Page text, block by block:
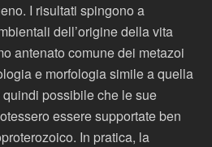
I risultati spingono a
dell’origine della vita
antenato comune dei metazoi
e morfologia simile a quella
possibile che le sue
essere supportate ben
In pratica, la